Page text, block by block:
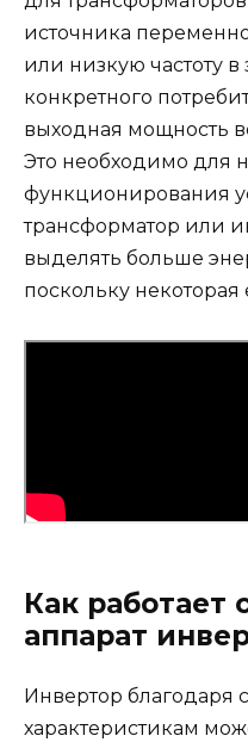
источника
или низкую частоту
конкретного
выходная мощность
Это необходимо для
функционирования
трансформатор или
выделять больше
поскольку некоторая
Как работает
аппарат
Инвертор благодаря
характеристикам